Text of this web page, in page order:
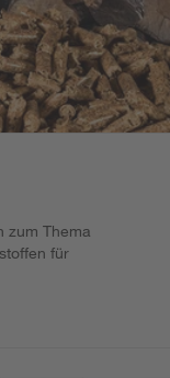
zum Thema
für